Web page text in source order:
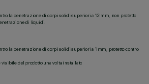
la penetrazione di corpi solidi superiori a 12 mm, non protetto
di liquidi.
la penetrazione di corpi solidi superiori a 1 mm, protetto contro
visibile del prodotto una volta installato